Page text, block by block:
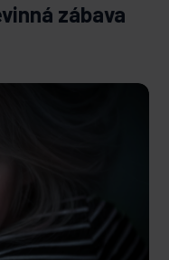
zábava